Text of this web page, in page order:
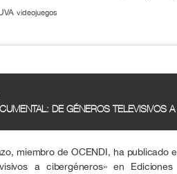
videojuegos
DE GÉNEROS TELEVISIVOS
miembro de OCENDI, ha publicado
a cibergéneros» en